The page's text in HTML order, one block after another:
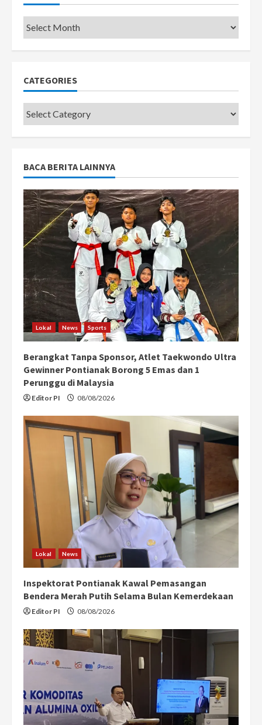
Pemkot
CATEGORIES
Categories
BACA BERITA LAINNYA
Lokal News Sports
Berangkat Tanpa Sponsor, Atlet Taekwondo Ultra
Gewinner Pontianak Borong 5 Emas dan 1
Perunggu di Malaysia
Editor PI 08/08/2026
Lokal News
Inspektorat Pontianak Kawal Pemasangan
Bendera Merah Putih Selama Bulan Kemerdekaan
Editor PI 08/08/2026